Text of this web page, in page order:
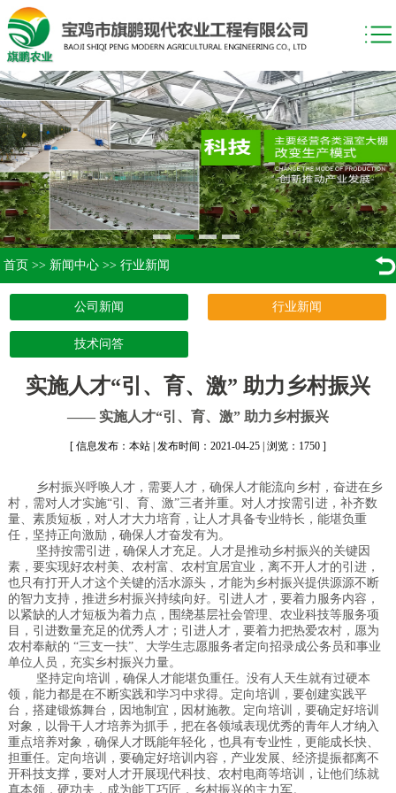
首页 >> 新闻中心 >> 行业新闻
公司新闻 行业新闻
技术问答
实施人才“引、育、激” 助力乡村振兴
—— 实施人才“引、育、激” 助力乡村振兴
[ 信息发布：本站 | 发布时间：2021-04-25 | 浏览：1750 ]
乡村振兴呼唤人才，需要人才，确保人才能流向乡村，奋进在乡
村，需对人才实施“引、育、激”三者并重。对人才按需引进，补齐数
量、素质短板，对人才大力培育，让人才具备专业特长，能堪负重
任，坚持正向激励，确保人才奋发有为。
坚持按需引进，确保人才充足。人才是推动乡村振兴的关键因
素，要实现好农村美、农村富、农村宜居宜业，离不开人才的引进，
也只有打开人才这个关键的活水源头，才能为乡村振兴提供源源不断
的智力支持，推进乡村振兴持续向好。引进人才，要着力服务内容，
以紧缺的人才短板为着力点，围绕基层社会管理、农业科技等服务项
目，引进数量充足的优秀人才；引进人才，要着力把热爱农村，愿为
农村奉献的 “三支一扶”、大学生志愿服务者定向招录成公务员和事业
单位人员，充实乡村振兴力量。
坚持定向培训，确保人才能堪负重任。没有人天生就有过硬本
领，能力都是在不断实践和学习中求得。定向培训，要创建实践平
台，搭建锻炼舞台，因地制宜，因材施教。定向培训，要确定好培训
对象，以骨干人才培养为抓手，把在各领域表现优秀的青年人才纳入
重点培养对象，确保人才既能年轻化，也具有专业性，更能成长快、
担重任。定向培训，要确定好培训内容，产业发展、经济提振都离不
开科技支撑，要对人才开展现代科技、农村电商等培训，让他们练就
真本领，硬功夫，成为能工巧匠，乡村振兴的主力军。